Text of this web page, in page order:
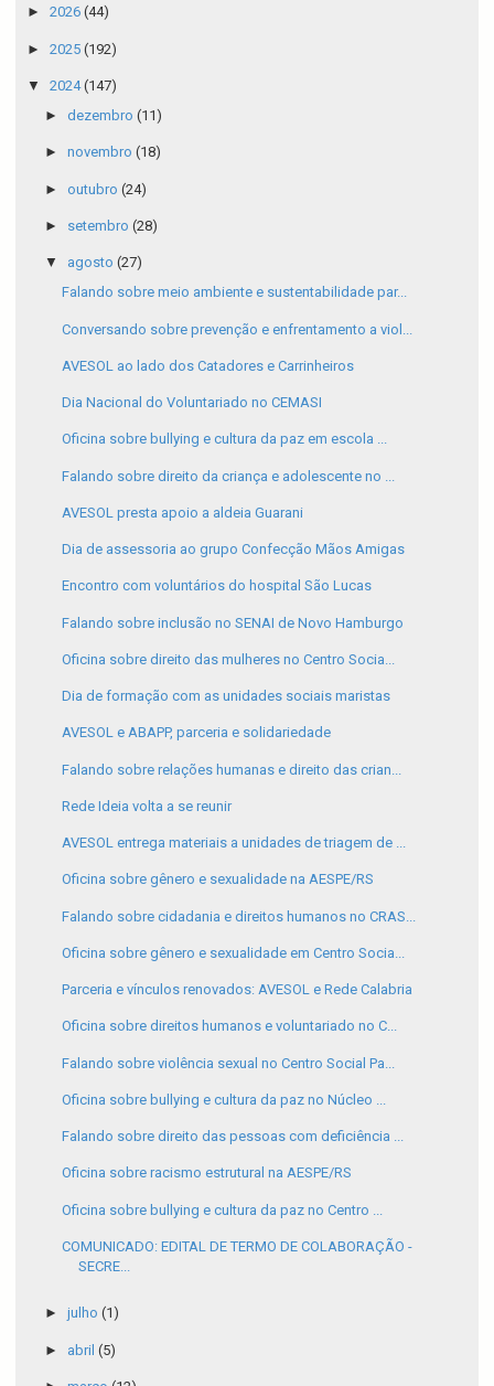
► 2026 (44)
► 2025 (192)
▼ 2024(147)
► dezembro (11)
► novembro (18)
► outubro (24)
► setembro (28)
▼ agosto (27)
Falando sobre meio ambiente e sustentabilidade par...
Conversando sobre prevenção e enfrentamento a viol...
AVESOL ao lado dos Catadores e Carrinheiros
Dia Nacional do Voluntariado no CEMASI
Oficina sobre bullying e cultura da paz em escola ...
Falando sobre direito da criança e adolescente no ...
AVESOL presta apoio a aldeia Guarani
Dia de assessoria ao grupo Confecção Mãos Amigas
Encontro com voluntários do hospital São Lucas
Falando sobre inclusão no SENAI de Novo Hamburgo
Oficina sobre direito das mulheres no Centro Socia...
Dia de formação com as unidades sociais maristas
AVESOL e ABAPP, parceria e solidariedade
Falando sobre relações humanas e direito das crian...
Rede Ideia volta a se reunir
AVESOL entrega materiais a unidades de triagem de ...
Oficina sobre gênero e sexualidade na AESPE/RS
Falando sobre cidadania e direitos humanos no CRAS...
Oficina sobre gênero e sexualidade em Centro Socia...
Parceria e vínculos renovados: AVESOL e Rede Calabria
Oficina sobre direitos humanos e voluntariado no C...
Falando sobre violência sexual no Centro Social Pa...
Oficina sobre bullying e cultura da paz no Núcleo ...
Falando sobre direito das pessoas com deficiência ...
Oficina sobre racismo estrutural na AESPE/RS
Oficina sobre bullying e cultura da paz no Centro ...
COMUNICADO: EDITAL DE TERMO DE COLABORAÇÃO -
SECRE...
► julho (1)
► abril (5)